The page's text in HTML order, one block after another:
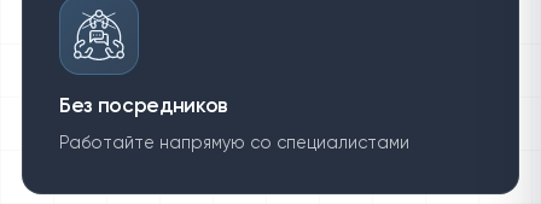
Без посредников
Работайте напрямую со специалистами